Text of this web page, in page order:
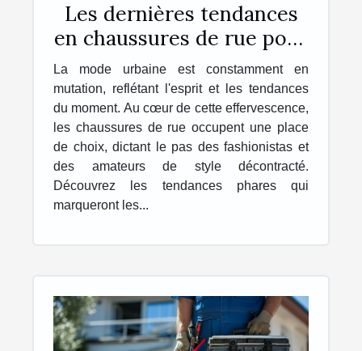
Les dernières tendances
en chaussures de rue pour
la saison à venir
La mode urbaine est constamment en
mutation, reflétant l'esprit et les tendances
du moment. Au cœur de cette effervescence,
les chaussures de rue occupent une place
de choix, dictant le pas des fashionistas et
des amateurs de style décontracté.
Découvrez les tendances phares qui
marqueront les...